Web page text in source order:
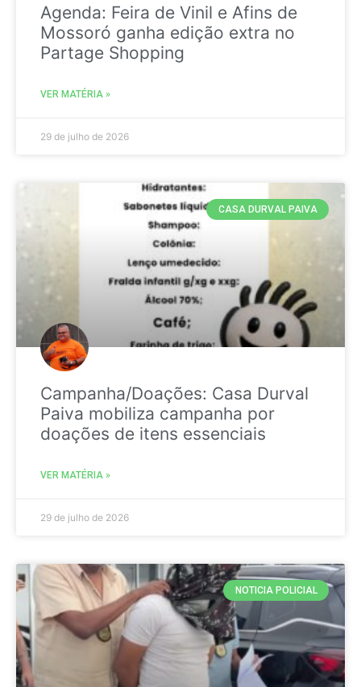
Agenda: Feira de Vinil e Afins de
Mossoró ganha edição extra no
Partage Shopping
VER MATÉRIA »
29 de julho de 2026
CASA DURVAL PAIVA
Campanha/Doações: Casa Durval
Paiva mobiliza campanha por
doações de itens essenciais
VER MATÉRIA »
29 de julho de 2026
NOTICIA POLICIAL